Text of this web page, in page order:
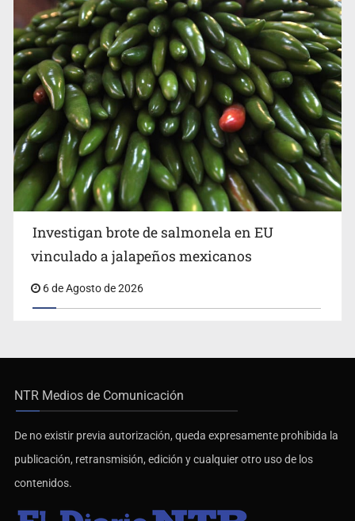
Investigan brote de salmonela en EU
vinculado a jalapeños mexicanos
6 de Agosto de 2026
NTR Medios de Comunicación
De no existir previa autorización, queda expresamente prohibida la
publicación, retransmisión, edición y cualquier otro uso de los
contenidos.